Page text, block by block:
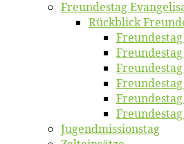
Freun­des­tag
Rück­blick
Freun­des­tag
Freun­des­tag
Freun­des­tag
Jugend­mis­sions­tag